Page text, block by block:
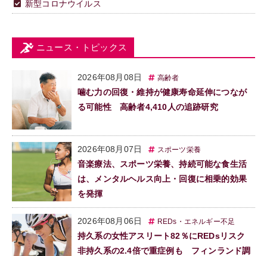
新型コロナウイルス
ニュース・トピックス
2026年08月08日 高齢者
噛む力の回復・維持が健康寿命延伸につなが
る可能性 高齢者4,410人の追跡研究
2026年08月07日 スポーツ栄養
音楽療法、スポーツ栄養、持続可能な食生活
は、メンタルヘルス向上・回復に相乗的効果
を発揮
2026年08月06日 REDs・エネルギー不足
持久系の女性アスリート82％にREDsリスク
非持久系の2.4倍で重症例も フィンランド調